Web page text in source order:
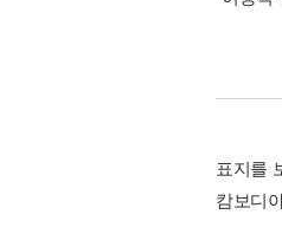
표지를
캄보디